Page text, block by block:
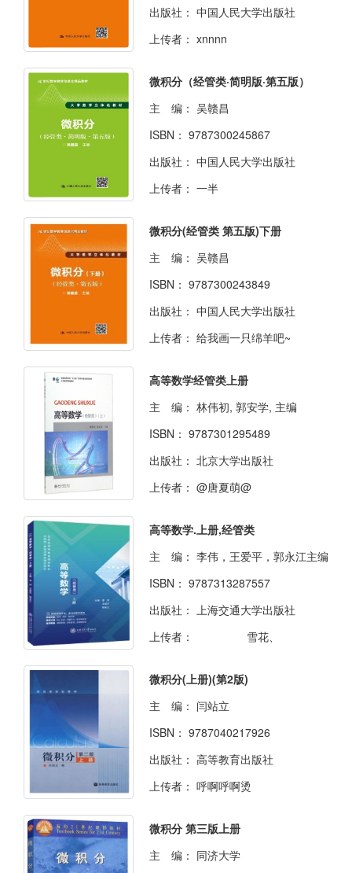
出版社： 中国人民大学出版社
上传者： xnnnn
微积分（经管类·简明版·第五版）
主 编： 吴赣昌
ISBN： 9787300245867
出版社： 中国人民大学出版社
上传者： 一半
微积分(经管类 第五版)下册
主 编： 吴赣昌
ISBN： 9787300243849
出版社： 中国人民大学出版社
上传者： 给我画一只绵羊吧~
高等数学经管类上册
主 编： 林伟初, 郭安学, 主编
ISBN： 9787301295489
出版社： 北京大学出版社
上传者： @唐夏萌@
高等数学.上册,经管类
主 编： 李伟，王爱平，郭永江主编
ISBN： 9787313287557
出版社： 上海交通大学出版社
上传者：
雪花、
微积分(上册)(第2版)
主 编： 闫站立
ISBN： 9787040217926
出版社： 高等教育出版社
上传者： 呼啊呼啊烫
微积分 第三版上册
主 编： 同济大学